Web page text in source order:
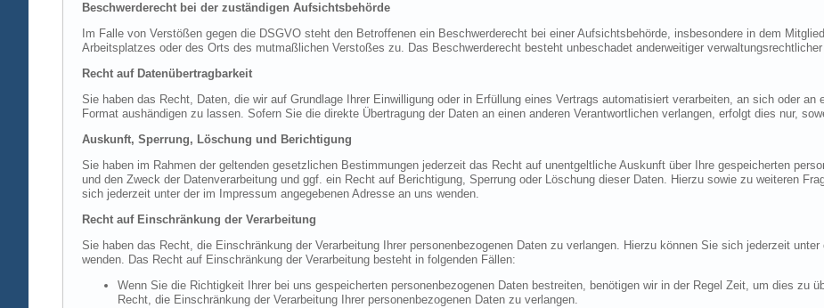
Beschwerderecht bei der zuständigen Aufsichtsbehörde
Im Falle von Verstößen gegen die DSGVO steht den Betroffenen ein Beschwerderecht bei einer Aufsichtsbehörde, insbesondere in dem
Arbeitsplatzes oder des Orts des mutmaßlichen Verstoßes zu. Das Beschwerderecht besteht unbeschadet anderweitiger
Recht auf Datenübertragbarkeit
Sie haben das Recht, Daten, die wir auf Grundlage Ihrer Einwilligung oder in Erfüllung eines Vertrags automatisiert verarbeiten, an sich oder an
Format aushändigen zu lassen. Sofern Sie die direkte Übertragung der Daten an einen anderen Verantwortlichen verlangen, erfolgt dies nur,
Auskunft, Sperrung, Löschung und Berichtigung
Sie haben im Rahmen der geltenden gesetzlichen Bestimmungen jederzeit das Recht auf unentgeltliche Auskunft über Ihre gespeicherten
und den Zweck der Datenverarbeitung und ggf. ein Recht auf Berichtigung, Sperrung oder Löschung dieser Daten. Hierzu sowie zu weiteren
sich jederzeit unter der im Impressum angegebenen Adresse an uns wenden.
Recht auf Einschränkung der Verarbeitung
Sie haben das Recht, die Einschränkung der Verarbeitung Ihrer personenbezogenen Daten zu verlangen. Hierzu können Sie sich jederzeit
wenden. Das Recht auf Einschränkung der Verarbeitung besteht in folgenden Fällen:
Wenn Sie die Richtigkeit Ihrer bei uns gespeicherten personenbezogenen Daten bestreiten, benötigen wir in der Regel Zeit, um dies zu
Recht, die Einschränkung der Verarbeitung Ihrer personenbezogenen Daten zu verlangen.